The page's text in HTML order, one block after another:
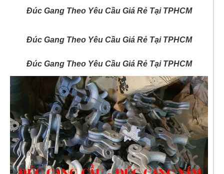
Đúc Gang Theo Yêu Cầu Giá Rẻ Tại TPHCM
Đúc Gang Theo Yêu Cầu Giá Rẻ Tại TPHCM
Đúc Gang Theo Yêu Cầu Giá Rẻ Tại TPHCM